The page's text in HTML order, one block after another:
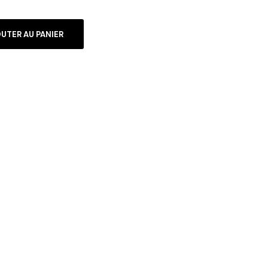
AU PANIER